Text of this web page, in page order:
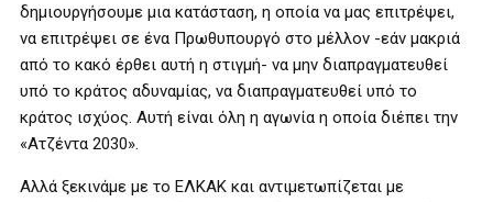
δημιουργήσουμε μια κατάσταση, η οποία να μας επιτρέψει,
να επιτρέψει σε ένα Πρωθυπουργό στο μέλλον -εάν μακριά
από το κακό έρθει αυτή η στιγμή- να μην διαπραγματευθεί
υπό το κράτος αδυναμίας, να διαπραγματευθεί υπό το
κράτος ισχύος. Αυτή είναι όλη η αγωνία η οποία διέπει την
«Ατζέντα 2030».
Αλλά ξεκινάμε με το ΕΛΚΑΚ και αντιμετωπίζεται με